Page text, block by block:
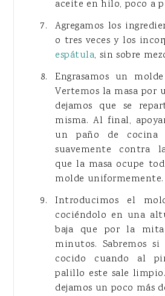
aceite en hilo, poco a
Agregamos los
o tres veces y los
espátula, sin sobre
Engrasamos un
Vertemos la masa por
dejamos que se
misma. Al final,
un paño de cocina
suavemente contra
que la masa ocupe
molde uniformemente.
Introducimos el
cociéndolo en una
baja que por la
minutos. Sabremos
cocido cuando al
palillo este sale
dejamos un poco más